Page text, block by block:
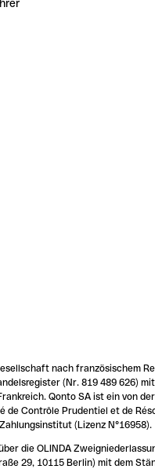
nach französischem
(Nr. 819 489 626)
Qonto SA ist ein von
de Contrôle Prudentiel et de
(Lizenz N°16958).
die OLINDA
29, 10115 Berlin) mit dem